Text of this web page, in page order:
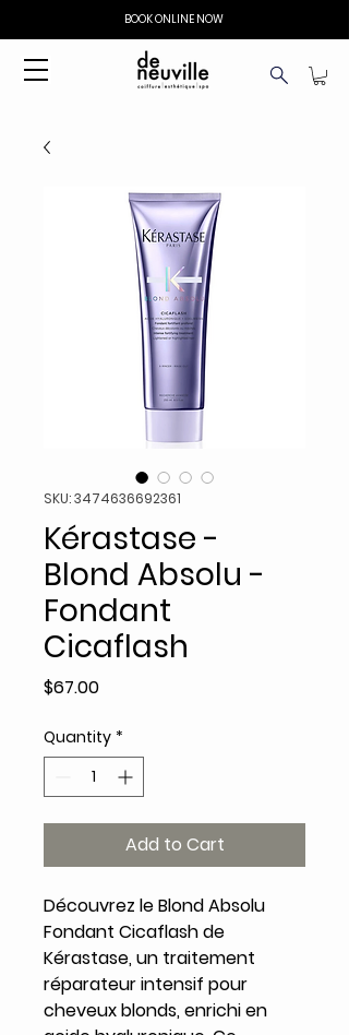
BOOK ONLINE NOW
SKU: 3474636692361
Kérastase -
Blond Absolu -
Fondant
Cicaflash
$67.00Price
Quantity *
Add to Cart
Découvrez le Blond Absolu
Fondant Cicaflash de
Kérastase, un traitement
réparateur intensif pour
cheveux blonds, enrichi en